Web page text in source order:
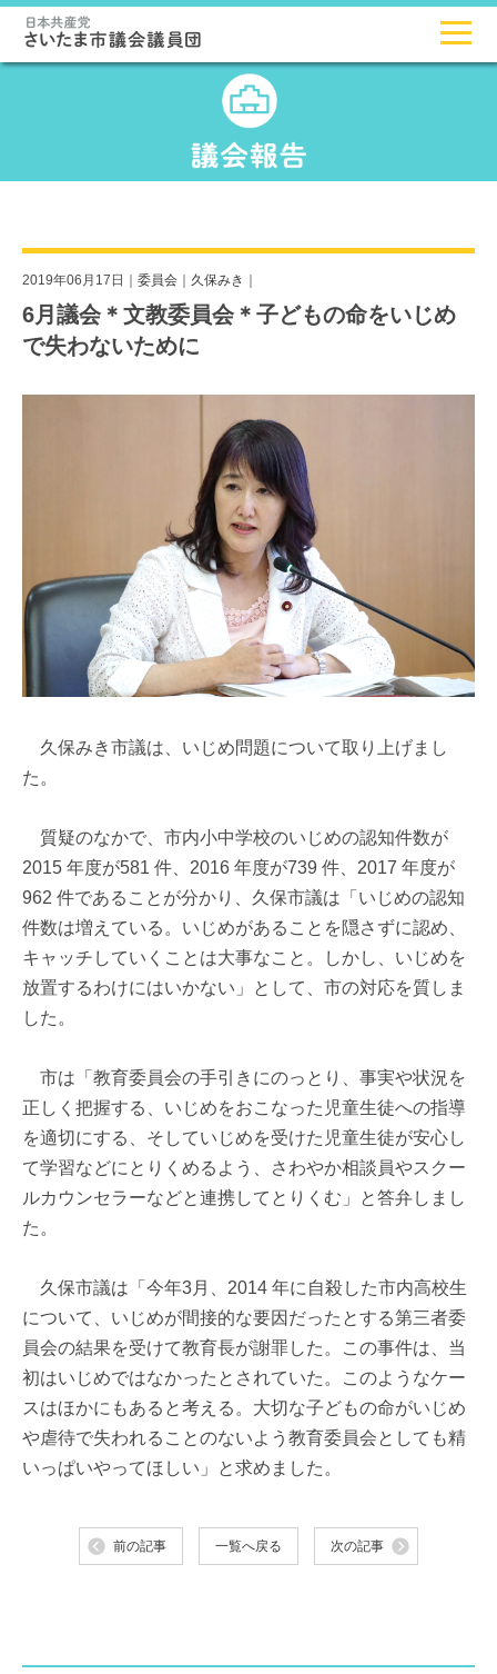
2019年06月17日｜ 委員会 久保みき
6月議会＊文教委員会＊子どもの命をいじめ
で失わないために
久保みき市議は、いじめ問題について取り上げまし
た。
質疑のなかで、市内小中学校のいじめの認知件数が
2015 年度が581 件、2016 年度が739 件、2017 年度が
962 件であることが分かり、久保市議は「いじめの認知
件数は増えている。いじめがあることを隠さずに認め、
キャッチしていくことは大事なこと。しかし、いじめを
放置するわけにはいかない」として、市の対応を質しま
した。
市は「教育委員会の手引きにのっとり、事実や状況を
正しく把握する、いじめをおこなった児童生徒への指導
を適切にする、そしていじめを受けた児童生徒が安心し
て学習などにとりくめるよう、さわやか相談員やスクー
ルカウンセラーなどと連携してとりくむ」と答弁しまし
た。
久保市議は「今年3月、2014 年に自殺した市内高校生
について、いじめが間接的な要因だったとする第三者委
員会の結果を受けて教育長が謝罪した。この事件は、当
初はいじめではなかったとされていた。このようなケー
スはほかにもあると考える。大切な子どもの命がいじめ
や虐待で失われることのないよう教育委員会としても精
いっぱいやってほしい」と求めました。
前の記事 一覧へ戻る 次の記事